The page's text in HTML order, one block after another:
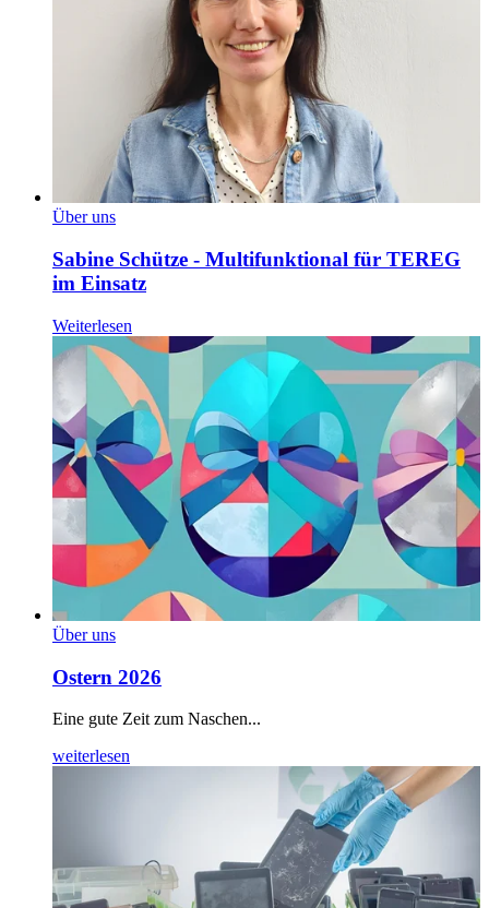
Über uns
Sabine Schütze - Multifunktional für TEREG
im Einsatz
Weiterlesen
Über uns
Ostern 2026
Eine gute Zeit zum Naschen...
weiterlesen